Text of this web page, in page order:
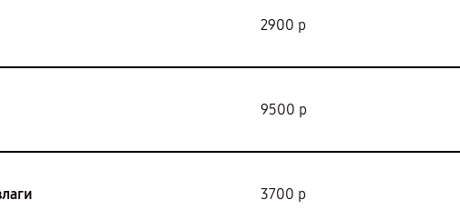
2900 р
9500 р
3700 р